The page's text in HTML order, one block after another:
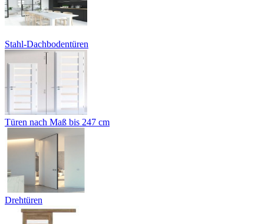
Stahl-Dachbodentüren
Türen nach Maß bis 247 cm
Drehtüren